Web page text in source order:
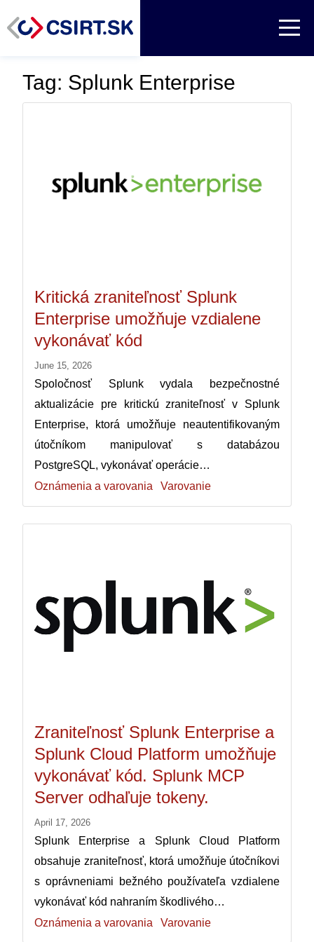
Tag: Splunk Enterprise
Kritická zraniteľnosť Splunk
Enterprise umožňuje vzdialene
vykonávať kód
June 15, 2026
Spoločnosť Splunk vydala bezpečnostné
aktualizácie pre kritickú zraniteľnosť v Splunk
Enterprise, ktorá umožňuje neautentifikovaným
útočníkom manipulovať s databázou
PostgreSQL, vykonávať operácie…
Oznámenia a varovania
Varovanie
Zraniteľnosť Splunk Enterprise a
Splunk Cloud Platform umožňuje
vykonávať kód. Splunk MCP
Server odhaľuje tokeny.
April 17, 2026
Splunk Enterprise a Splunk Cloud Platform
obsahuje zraniteľnosť, ktorá umožňuje útočníkovi
s oprávneniami bežného používateľa vzdialene
vykonávať kód nahraním škodlivého…
Oznámenia a varovania
Varovanie